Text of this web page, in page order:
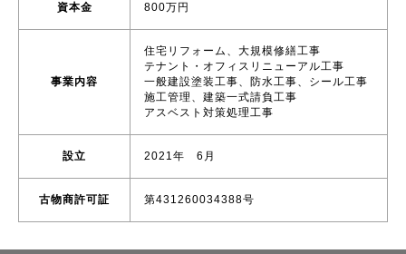
資本金 800万円
事業内容
住宅リフォーム、大規模修繕工事
テナント・オフィスリニューアル工事
一般建設塗装工事、防水工事、シール工事
施工管理、建築一式請負工事
アスベスト対策処理工事
設立 2021年 6月
古物商許可証 第431260034388号